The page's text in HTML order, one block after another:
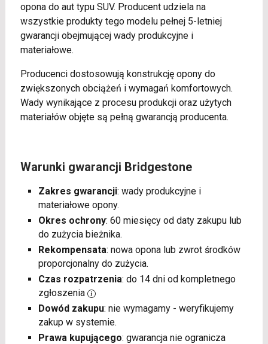
opona do aut typu SUV. Producent udziela na
wszystkie produkty tego modelu pełnej 5-letniej
gwarancji obejmującej wady produkcyjne i
materiałowe.
Producenci dostosowują konstrukcję opony do
zwiększonych obciążeń i wymagań komfortowych.
Wady wynikające z procesu produkcji oraz użytych
materiałów objęte są pełną gwarancją producenta.
Warunki gwarancji Bridgestone
Zakres gwarancji: wady produkcyjne i
materiałowe opony.
Okres ochrony: 60 miesięcy od daty zakupu lub
do zużycia bieżnika.
Rekompensata: nowa opona lub zwrot środków
proporcjonalny do zużycia.
Czas rozpatrzenia: do 14 dni od kompletnego
zgłoszenia
Dowód zakupu: nie wymagamy - weryfikujemy
zakup w systemie.
Prawa kupującego: gwarancja nie ogranicza